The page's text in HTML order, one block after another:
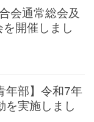
会通常総会及
開催しまし
年部】令和7年
を実施しまし